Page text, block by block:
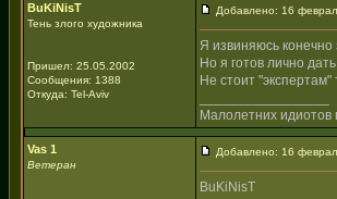
BuKiNisT
Тень злого художника
Пришел: 25.05.2002
Сообщения: 1388
Откуда: Tel-Aviv
Добавлено: 16
Я извиняюсь конечно
Но я готов лично
Не стоит
Малолетних идиотов
Vas 1
Ветеран
Добавлено: 16
BuKiNisT